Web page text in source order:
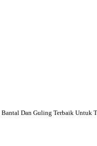
Bantal Dan Guling Terbaik Untuk